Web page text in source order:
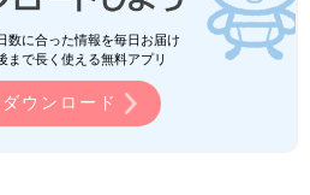
数に合った情報を毎日お届け
まで長く使える無料アプリ
ウンロード